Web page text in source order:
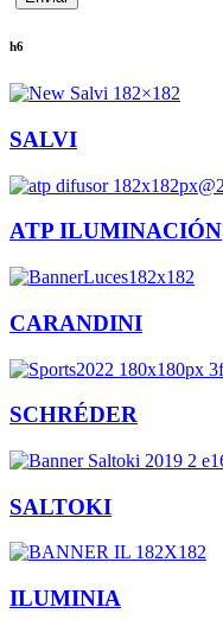
h6
SALVI
ATP ILUMINACIÓN
CARANDINI
SCHRÉDER
SALTOKI
ILUMINIA